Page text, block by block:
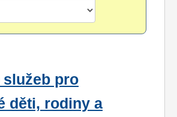
služeb pro
děti, rodiny a